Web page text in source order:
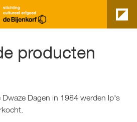
producten
Dwaze Dagen in 1984 werden lp's